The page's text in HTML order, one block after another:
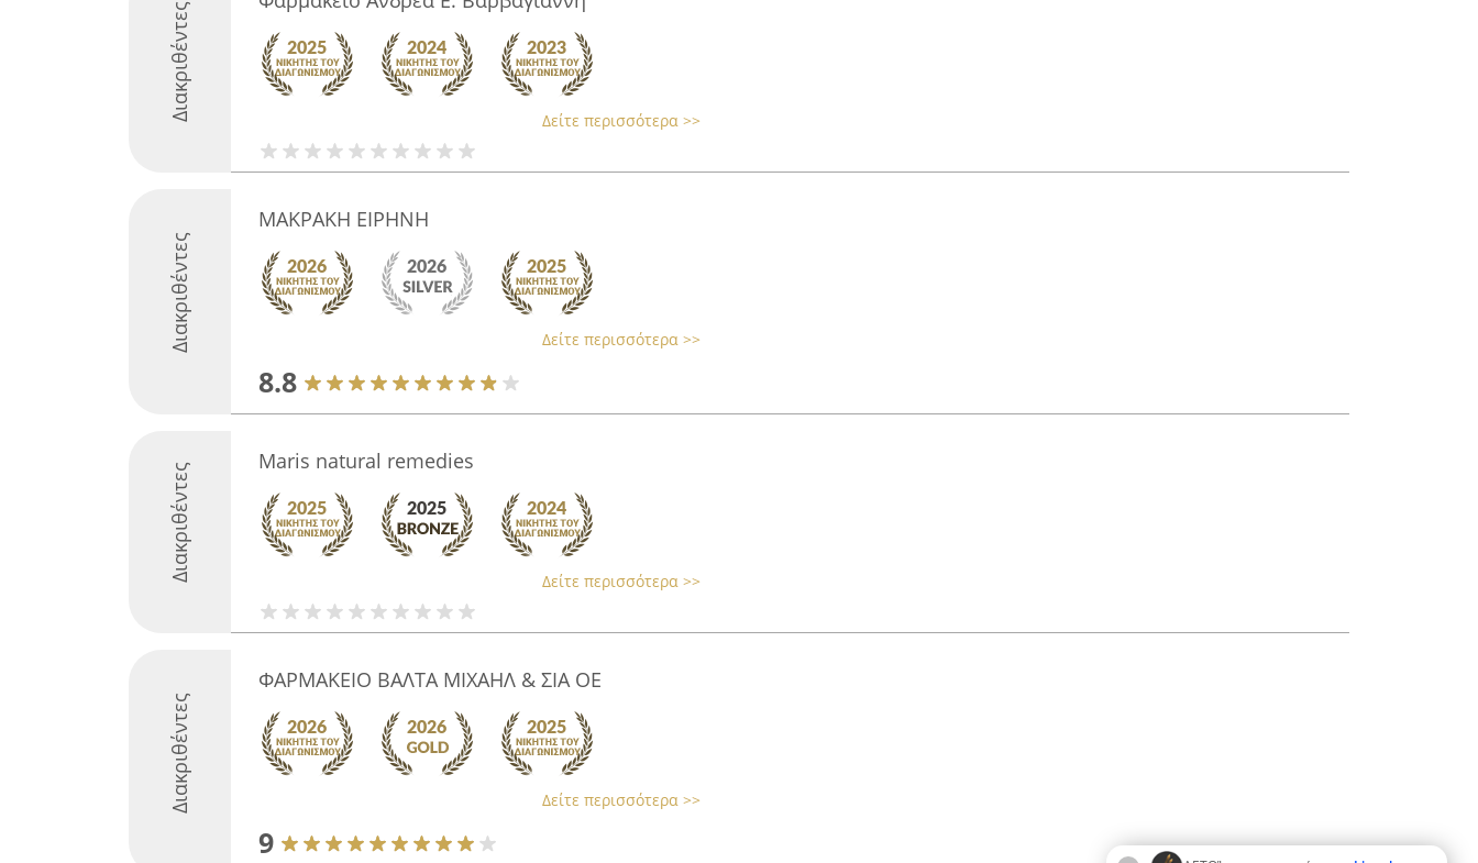
Διακριθέντες Δείτε περισσότερα >>
Διακριθέντες
ΜΑΚΡΑΚΗ ΕΙΡΗΝΗ
Δείτε περισσότερα >>
8.8
Διακριθέντες
Maris natural remedies
Δείτε περισσότερα >>
Διακριθέντες
ΦΑΡΜΑΚΕΙΟ ΒΑΛΤΑ ΜΙΧΑΗΛ & ΣΙΑ ΟΕ
Δείτε περισσότερα >>
9